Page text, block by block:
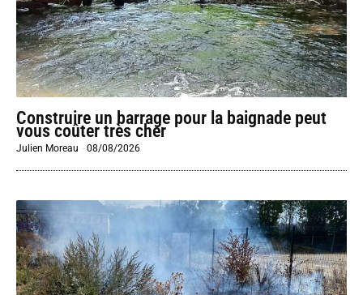
Construire un barrage pour la baignade peut
vous coûter très cher
Julien Moreau -08/08/2026